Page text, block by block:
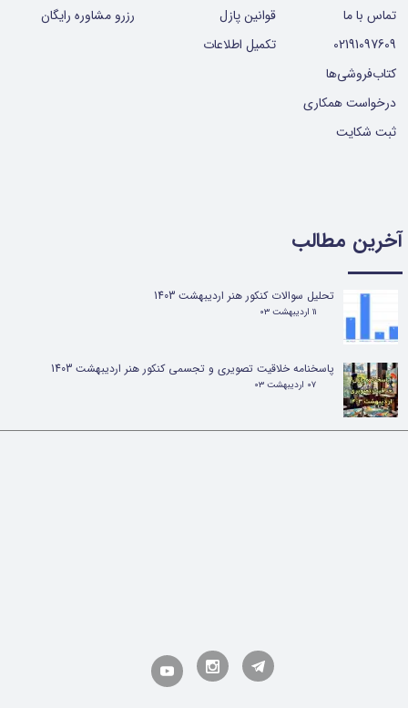
رزرو مشاوره رایگان
آخرین مطالب
تحلیل سوالات کنکور هنر اردیبهشت 1403
۱۱ اردیبهشت ۰۳
پاسخنامه خلاقیت تصویری و تجسمی کنکور هنر اردیبهشت 1403
۰۷ اردیبهشت ۰۳
قوانین پازل
تکمیل اطلاعات
تماس با ما
02191097609
کتاب‌فروشی‌ها
درخواست همکاری
ثبت شکایت